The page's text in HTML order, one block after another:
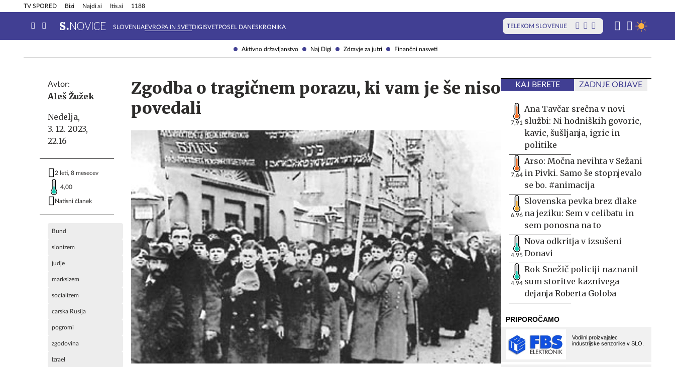
Aktivno državljanstvo Naj Digi Zdravje za jutri Finančni nasveti
TV SPORED Bizi Najdi.si Itis.si 1188
SLOVENIJAEVROPA IN SVETDIGISVETPOSEL DANESKRONIKA TELEKOM SLOVENIJE
Info in obvestila Tehnik
Avtor:
Aleš Žužek
Nedelja,
3. 12. 2023,
22.16
2 leti, 8 mesecev
4,00
Natisni članek
Bund
sionizem
judje
marksizem
socializem
carska Rusija
pogromi
zgodovina
Izrael
Zgodba o tragičnem porazu, ki vam je še niso
povedali
KAJ BERETE ZADNJE OBJAVE
7,91
Ana Tavčar srečna v novi
službi: Ni hodniških govoric,
kavic, šušljanja, igric in
politike
7,64
Arso: Močna nevihta v Sežani
in Pivki. Samo še stopnjevalo
se bo. #animacija
6,96
Slovenska pevka brez dlake
na jeziku: Sem v celibatu in
sem ponosna na to
4,95
Nova odkritja v izsušeni
Donavi
4,94
Rok Snežič policiji naznanil
sum storitve kaznivega
dejanja Roberta Goloba